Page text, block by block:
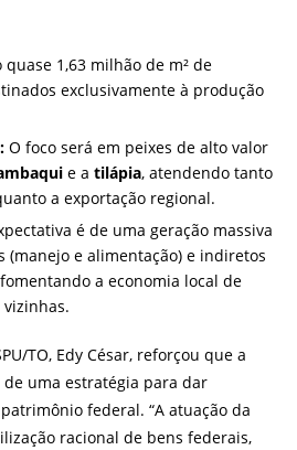
quase 1,63 milhão de m² de
exclusivamente à produção
O foco será em peixes de alto valor
e a tilápia, atendendo tanto
a exportação regional.
é de uma geração massiva
(manejo e alimentação) e indiretos
a economia local de
vizinhas.
TO, Edy César, reforçou que a
uma estratégia para dar
federal. “A atuação da
racional de bens federais,